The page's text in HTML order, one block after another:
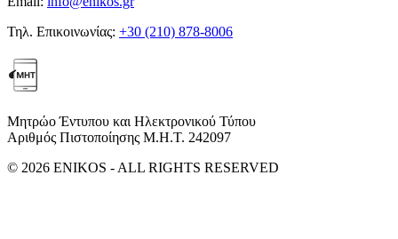
Τηλ. Επικοινωνίας: +30 (210) 878-8006
Μητρώο Έντυπου και Ηλεκτρονικού Τύπου
Αριθμός Πιστοποίησης Μ.Η.Τ. 242097
© 2026 ENIKOS - ALL RIGHTS RESERVED